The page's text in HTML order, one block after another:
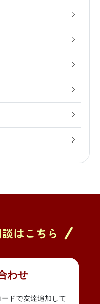
はこちら
わせ
ドで友達追加して